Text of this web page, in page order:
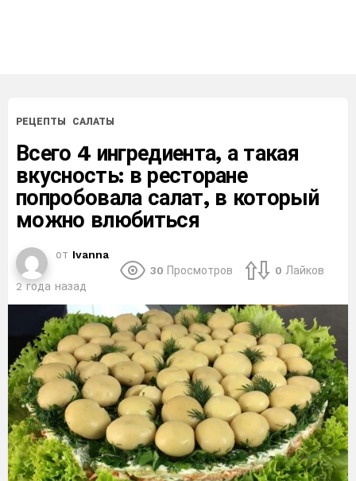
РЕЦЕПТЫ САЛАТЫ
Всего 4 ингредиента, а такая
вкусность: в ресторане
попробовала салат, в который
можно влюбиться
от Ivanna
2 года назад
30 Просмотров 0 Лайков